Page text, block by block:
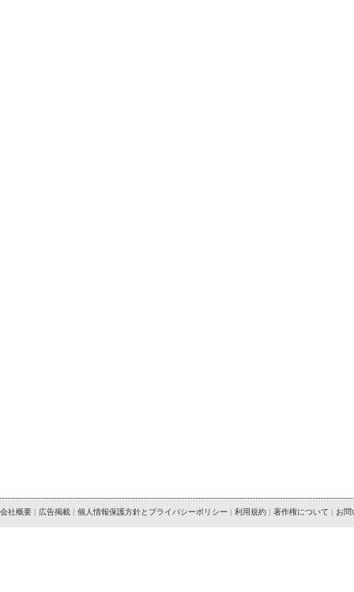
会社概要 | 広告掲載 | 個人情報保護方針とプライバシーポリシー | 利用規約 | 著作権について | お問